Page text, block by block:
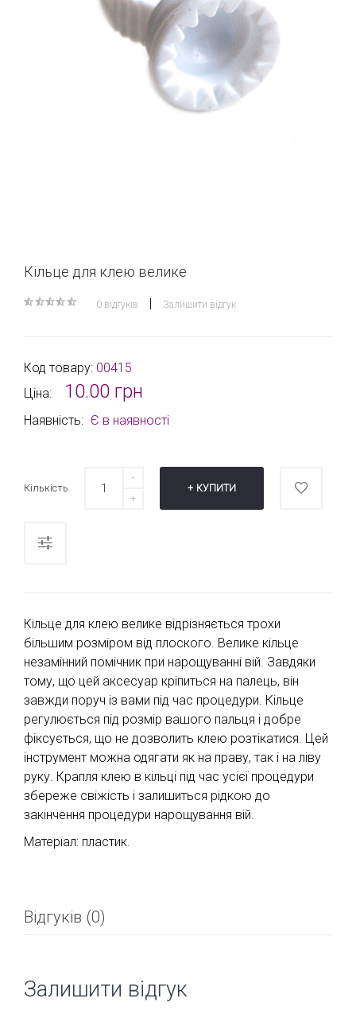
Кільце для клею велике
0 відгуків Залишити відгук
Код товару: 00415
Ціна:
10.00 грн
Наявність: Є в наявності
Кількість КУПИТИ
Кільце для клею велике відрізняється трохи
більшим розміром від плоского. Велике кільце
незамінний помічник при нарощуванні вій. Завдяки
тому, що цей аксесуар кріпиться на палець, він
завжди поруч із вами під час процедури. Кільце
регулюється під розмір вашого пальця і добре
фіксується, що не дозволить клею розтікатися. Цей
інструмент можна одягати як на праву, так і на ліву
руку. Крапля клею в кільці під час усієї процедури
збереже свіжість і залишиться рідкою до
закінчення процедури нарощування вій.
Матеріал: пластик.
Відгуків (0)
Залишити відгук